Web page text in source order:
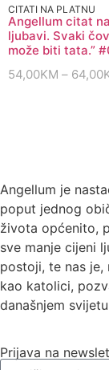
CITATI NA PLATNU
Angellum citat
ljubavi. Svaki
može biti tata.”
54,00KM – 64,00
Angellum je
poput jednog
života općenito,
sve manje cijeni
postoji, te nas je,
kao katolici,
današnjem
Prijava na